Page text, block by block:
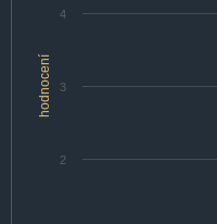
hodnocení
2
3
4